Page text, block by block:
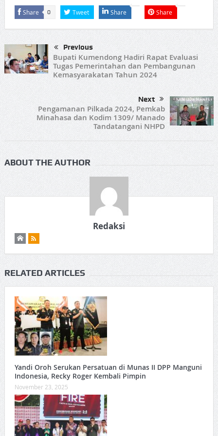
Share 0 Tweet Share Share
Previous
Bupati Kumendong Hadiri Rapat Evaluasi
Tugas Pemerintahan dan Pembangunan
Kemasyarakatan Tahun 2024
Next
Pengamanan Pilkada 2024, Pemkab
Minahasa dan Kodim 1309/ Manado
Tandatangani NHPD
ABOUT THE AUTHOR
Redaksi
RELATED ARTICLES
Yandi Oroh Serukan Persatuan di Munas II DPP Manguni
Indonesia, Recky Roger Kembali Pimpin
November 23, 2025